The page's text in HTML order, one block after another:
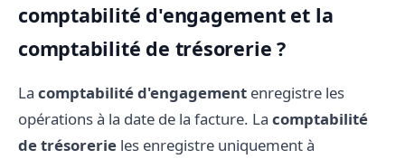
comptabilité d'engagement et la
comptabilité de trésorerie ?
La comptabilité d'engagement enregistre les
opérations à la date de la facture. La comptabilité
de trésorerie les enregistre uniquement à